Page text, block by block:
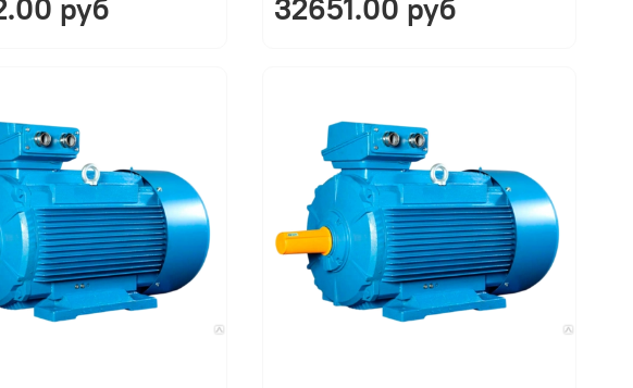
руб 32651.00 руб